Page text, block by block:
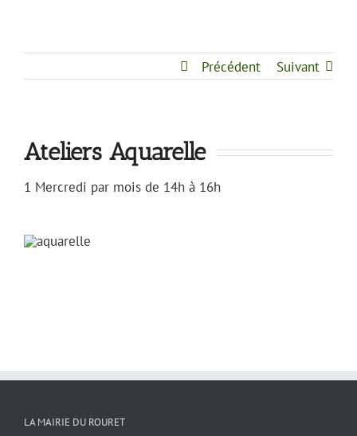
Précédent Suivant
Ateliers Aquarelle
1 Mercredi par mois de 14h à 16h
LA MAIRIE DU ROURET